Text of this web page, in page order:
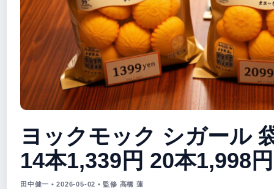
ヨックモック シガール
14本1,339円 20本1,998
田中健一 • 2026-05-02 • 監修 高橋 蓮